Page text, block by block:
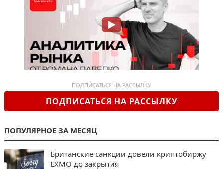
ПОДПИСАТЬСЯ НА РАССЫЛКУ
ПОДПИСАТЬСЯ НА РАССЫЛКУ
ПОПУЛЯРНОЕ ЗА МЕСЯЦ
Британские санкции довели криптобиржу
EXMO до закрытия